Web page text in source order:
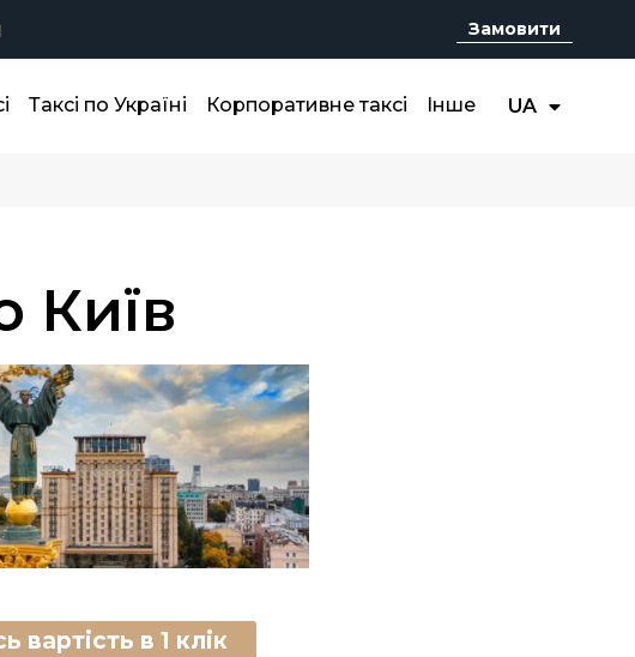
Замовити
Таксі по Україні Корпоративне таксі Інше UA
EN
Київ
вартість в 1 клік